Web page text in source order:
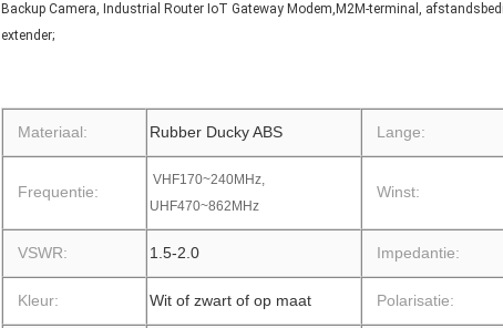
Backup Camera, Industrial Router IoT Gateway Modem,M2M-terminal,
extender;
Materiaal: Rubber Ducky ABS Lange:
Frequentie:
VHF170~240MHz,
UHF470~862MHz
Winst:
VSWR: 1.5-2.0 Impedantie:
Kleur: Wit of zwart of op maat Polarisatie: